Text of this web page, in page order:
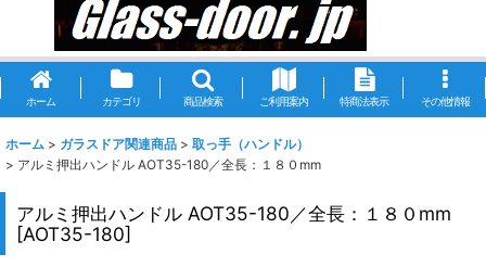
ホーム カテゴリ 商品検索 ご利用案内 特商法表示 その他情報
ホーム > ガラスドア関連商品 > 取っ手（ハンドル）
> アルミ押出ハンドル AOT35-180／全長：１８０mm
アルミ押出ハンドル AOT35-180／全長：１８０mm
[AOT35-180]